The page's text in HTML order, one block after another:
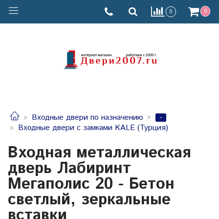
0 0
Входные двери по назначению
-
Входные двери с замками KALE (Турция)
Входная металлическая
дверь Лабиринт
Мегаполис 20 - Бетон
светлый, зеркальные